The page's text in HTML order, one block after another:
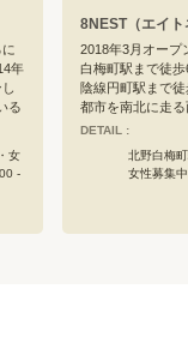
り
年
る
。
ま
女
-
8NEST（エイ
2018年3月オープ
白梅町駅まで徒
陰線円町駅まで
都市を南北に走
ため市内を巡るバ
す、夏には五山
めますよ！室内
DETAIL :
北野白梅
女性募集